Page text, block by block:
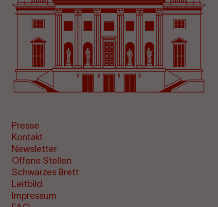
Presse
Kontakt
Newsletter
Offene Stellen
Schwarzes Brett
Leitbild
Impressum